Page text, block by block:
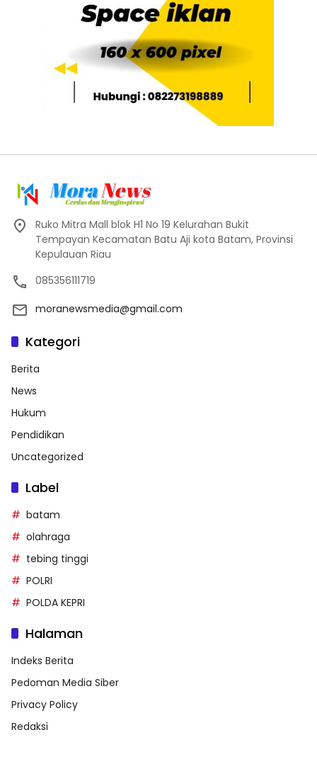
Ruko Mitra Mall blok H1 No 19 Kelurahan Bukit
Tempayan Kecamatan Batu Aji kota Batam, Provinsi
Kepulauan Riau
085356111719
moranewsmedia@gmail.com
Kategori
Berita
News
Hukum
Pendidikan
Uncategorized
Label
batam
olahraga
tebing tinggi
POLRI
POLDA KEPRI
Halaman
Indeks Berita
Pedoman Media Siber
Privacy Policy
Redaksi